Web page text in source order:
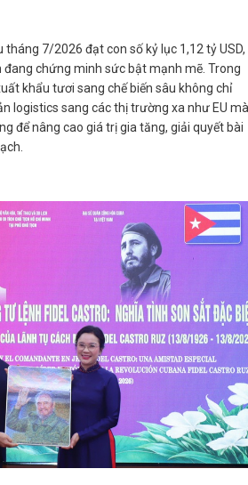
7/2026 đạt con số kỷ lục 1,12 tỷ USD,
đang chứng minh sức bật mạnh mẽ. Trong
khẩu tươi sang chế biến sâu không chỉ
logistics sang các thị trường xa như EU mà
để nâng cao giá trị gia tăng, giải quyết bài